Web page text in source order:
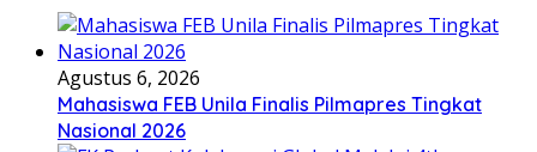
Agustus 6, 2026
Mahasiswa FEB Unila Finalis Pilmapres Tingkat
Nasional 2026